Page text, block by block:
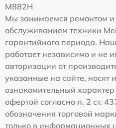
M882H
Мы занимаемся ремонтом и
обслуживанием техники
гарантийного периода.
работает независимо и не
авторизации от
указанные на сайте, носят
ознакомительный
офертой согласно п. 2 ст.
обозначения торговой
только в информационных